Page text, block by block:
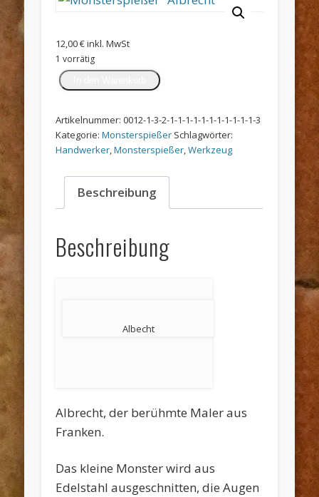
12,00€inkl. MwSt
1 vorrätig
Monsterspießer
"Albrecht"
Artikelnummer:0012-1-3-2-1-1-1-1-1-1-1-1-1-1-1-3
Kategorie:Monsterspießer Schlagwörter:
Handwerker ,Monsterspießer ,Werkzeug
Beschreibung
Beschreibung
Albecht
Albrecht, der berühmte Maler aus
Franken.
Das kleine Monster wird aus
Edelstahl ausgeschnitten, die Augen